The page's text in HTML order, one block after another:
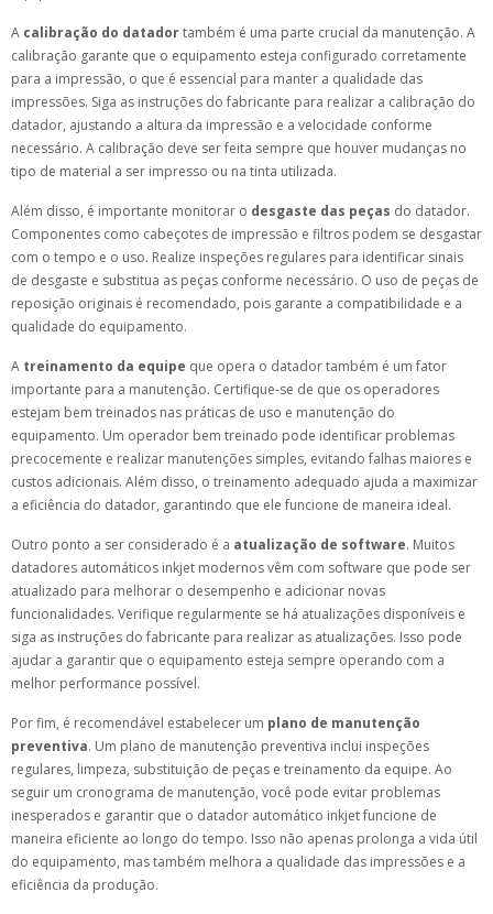
A calibração do datadortambém é uma parte crucial da manutenção. A
calibração garante que o equipamento esteja configurado corretamente
para a impressão, o que é essencial para manter a qualidade das
impressões. Siga as instruções do fabricante para realizar a calibração do
datador, ajustando a altura da impressão e a velocidade conforme
necessário. A calibração deve ser feita sempre que houver mudanças no
tipo de material a ser impresso ou na tinta utilizada.
Além disso, é importante monitorar o desgaste das peças do datador.
Componentes como cabeçotes de impressão e filtros podem se desgastar
com o tempo e o uso. Realize inspeções regulares para identificar sinais
de desgaste e substitua as peças conforme necessário. O uso de peças de
reposição originais é recomendado, pois garante a compatibilidade e a
qualidade do equipamento.
A treinamento da equipe que opera o datador também é um fator
importante para a manutenção. Certifique-se de que os operadores
estejam bem treinados nas práticas de uso e manutenção do
equipamento. Um operador bem treinado pode identificar problemas
precocemente e realizar manutenções simples, evitando falhas maiores e
custos adicionais. Além disso, o treinamento adequado ajuda a maximizar
a eficiência do datador, garantindo que ele funcione de maneira ideal.
Outro ponto a ser considerado é a atualização de software. Muitos
datadores automáticos inkjet modernos vêm com software que pode ser
atualizado para melhorar o desempenho e adicionar novas
funcionalidades. Verifique regularmente se há atualizações disponíveis e
siga as instruções do fabricante para realizar as atualizações. Isso pode
ajudar a garantir que o equipamento esteja sempre operando com a
melhor performance possível.
Por fim, é recomendável estabelecer um plano de manutenção
preventiva. Um plano de manutenção preventiva inclui inspeções
regulares, limpeza, substituição de peças e treinamento da equipe. Ao
seguir um cronograma de manutenção, você pode evitar problemas
inesperados e garantir que o datador automático inkjet funcione de
maneira eficiente ao longo do tempo. Isso não apenas prolonga a vida útil
do equipamento, mas também melhora a qualidade das impressões e a
eficiência da produção.